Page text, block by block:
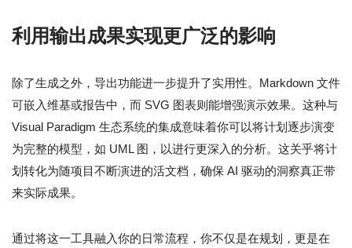
利用输出成果实现更广泛的影响
除了生成之外，导出功能进一步提升了实用性。Markdown 文件
可嵌入维基或报告中，而 SVG 图表则能增强演示效果。这种与
Visual Paradigm 生态系统的集成意味着你可以将计划逐步演变
为完整的模型，如 UML 图，以进行更深入的分析。这关乎将计
划转化为随项目不断演进的活文档，确保 AI 驱动的洞察真正带
来实际成果。
通过将这一工具融入你的日常流程，你不仅是在规划，更是在